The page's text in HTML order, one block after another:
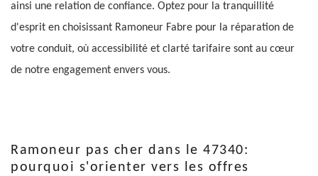
ainsi une relation de confiance. Optez pour la tranquillité
d'esprit en choisissant Ramoneur Fabre pour la réparation de
votre conduit, où accessibilité et clarté tarifaire sont au cœur
de notre engagement envers vous.
Ramoneur pas cher dans le 47340:
pourquoi s'orienter vers les offres